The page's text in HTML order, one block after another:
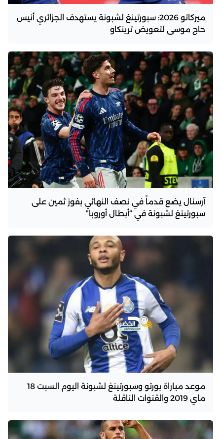
ميركاتو 2026: سبورتينغ لشبونة يستهدف الجزائري أنيس
حاج موسى لتعويض ترينكاو
آرسنال يضع قدماً في نصف النهائي بفوز ثمين على
سبورتينغ لشبونة في “أبطال أوروبا”
موعد مباراة بورتو وسبورتينغ لشبونة اليوم السبت 18
ماي 2019 والقنوات الناقلة